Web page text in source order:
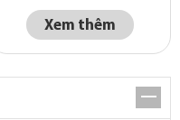
Xem thêm